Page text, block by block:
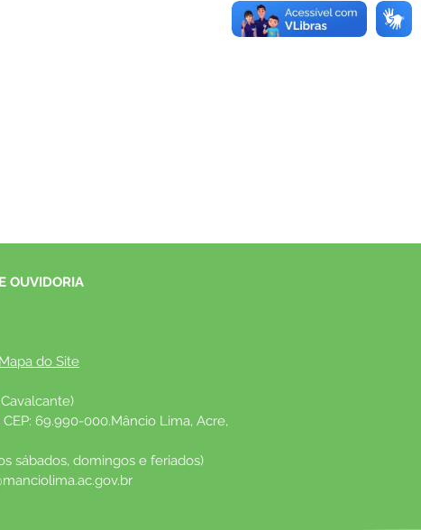
OUVIDORIA
Mapa do Site
69.990-000.Mâncio Lima, Acre,
sábados, domingos e feriados)